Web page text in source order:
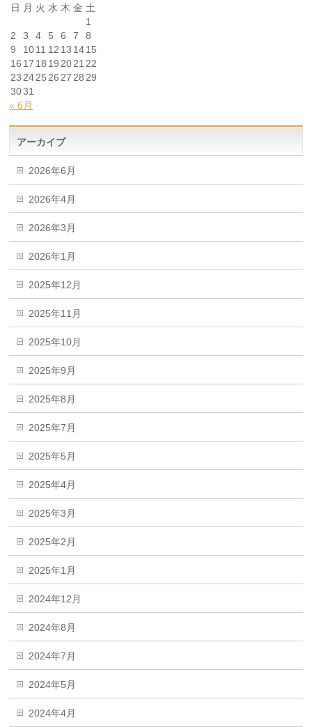
日 月 火 水 木 金 土
1
2
3 4 5 6 7
8
9
1011 12 13 1415
16 17 18 19 2021 22
23 2425 26 27 28 29
3031
« 6月
アーカイブ
2026年6月
2026年4月
2026年3月
2026年1月
2025年12月
2025年11月
2025年10月
2025年9月
2025年8月
2025年7月
2025年5月
2025年4月
2025年3月
2025年2月
2025年1月
2024年12月
2024年8月
2024年7月
2024年5月
2024年4月